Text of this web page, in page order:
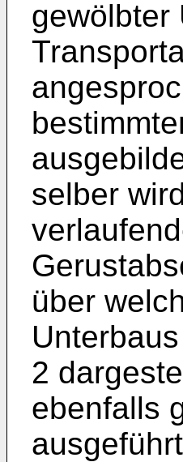
gewölbter
selber
über
2
ebenfalls